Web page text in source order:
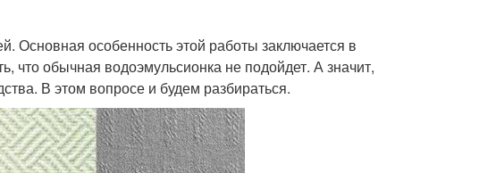
Основная особенность этой работы заключается в
что обычная водоэмульсионка не подойдет. А значит,
В этом вопросе и будем разбираться.